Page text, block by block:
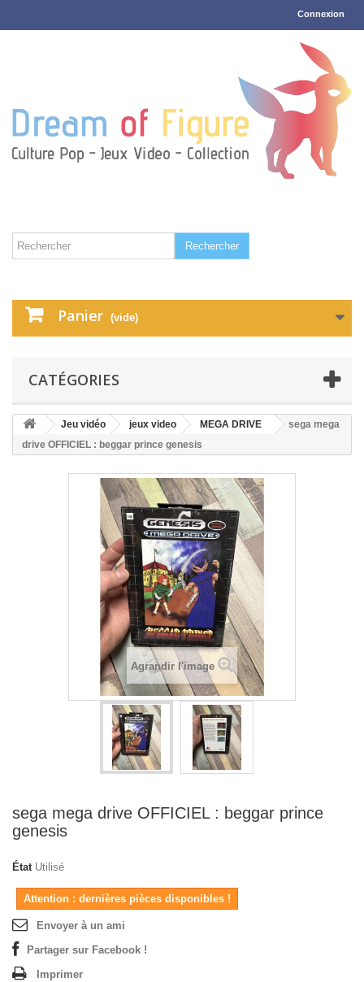
Connexion
Rechercher
Panier (vide)
CATÉGORIES
Jeu vidéo jeux video MEGA DRIVE
sega mega
drive OFFICIEL : beggar prince genesis
Agrandir l'image
sega mega drive OFFICIEL : beggar prince
genesis
État Utilisé
Attention : dernières pièces disponibles !
Envoyer à un ami
Partager sur Facebook !
Imprimer